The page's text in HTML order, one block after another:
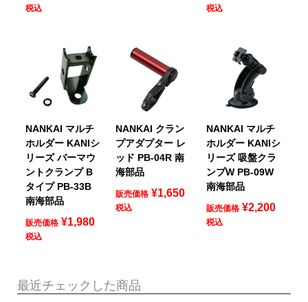
税込 税込
NANKAI マルチ
ホルダー KANIシ
リーズ バーマウ
ントクランプ B
タイプ PB-33B
南海部品
販売価格 ¥1,980
税込
NANKAI クラン
プアダプター レ
ッド PB-04R 南
海部品
販売価格 ¥1,650
税込
NANKAI マルチ
ホルダー KANIシ
リーズ 吸盤クラ
ンプW PB-09W
南海部品
販売価格 ¥2,200
税込
最近チェックした商品